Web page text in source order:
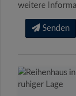
weitere
Senden